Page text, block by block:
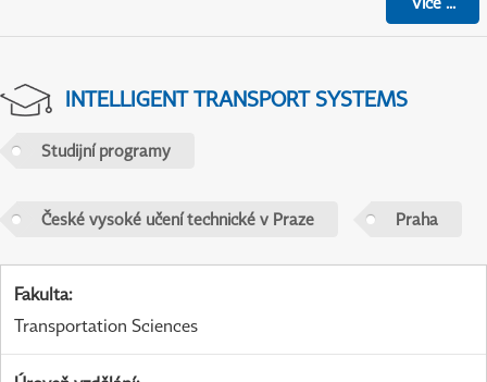
INTELLIGENT TRANSPORT SYSTEMS
Studijní programy
České vysoké učení technické v Praze Praha
Fakulta:
Transportation Sciences